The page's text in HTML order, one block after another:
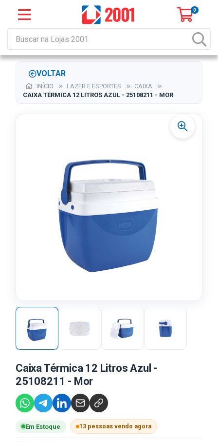
0
VOLTAR
INÍCIO LAZER E ESPORTES
CAIXA
CAIXA TÉRMICA 12 LITROS AZUL - 25108211 - MOR
Caixa Térmica 12 Litros Azul -
25108211 - Mor
Em Estoque 13 pessoas vendo agora